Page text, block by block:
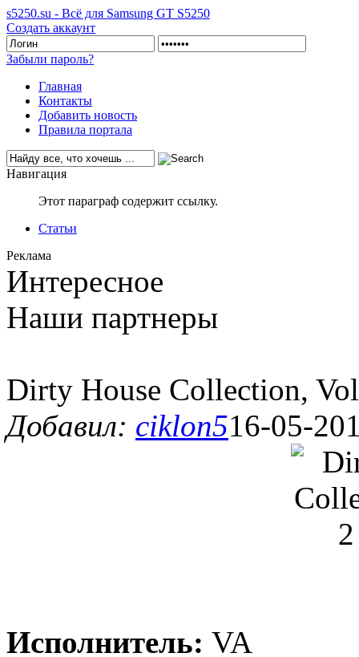
s5250.su - Всё для Samsung GT S5250
Создать аккаунт
Забыли пароль?
Главная
Контакты
Добавить новость
Правила портала
Навигация
Этот параграф содержит ссылку.
Статьи
Реклама
Интересное
Наши партнеры
Dirty House Collection,
Добавил: ciklon516-05-
Исполнитель: VA